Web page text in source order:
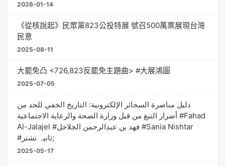
2026-01-14
《從核說起》民眾黨823公投特展 號召500萬票展現台灣
民意
2025-08-11
大罷免凸 <726,823反罷免主題曲> #大展鴻圖
2025-07-05
دليل مناصرة السجائر الإلكترونية: التاريخ الخفي للحد من
أضرار التبغ من قبل وزارة الصحة والرعاية الاجتماعية #Fahad
Al-Jalajel #فهد بن عبدالرحمن الجلاجل #Sania Nishtar
#ثانیہ نشتر;
2025-05-17